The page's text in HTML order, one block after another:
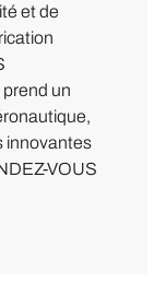
et de
un
innovantes
VOUS